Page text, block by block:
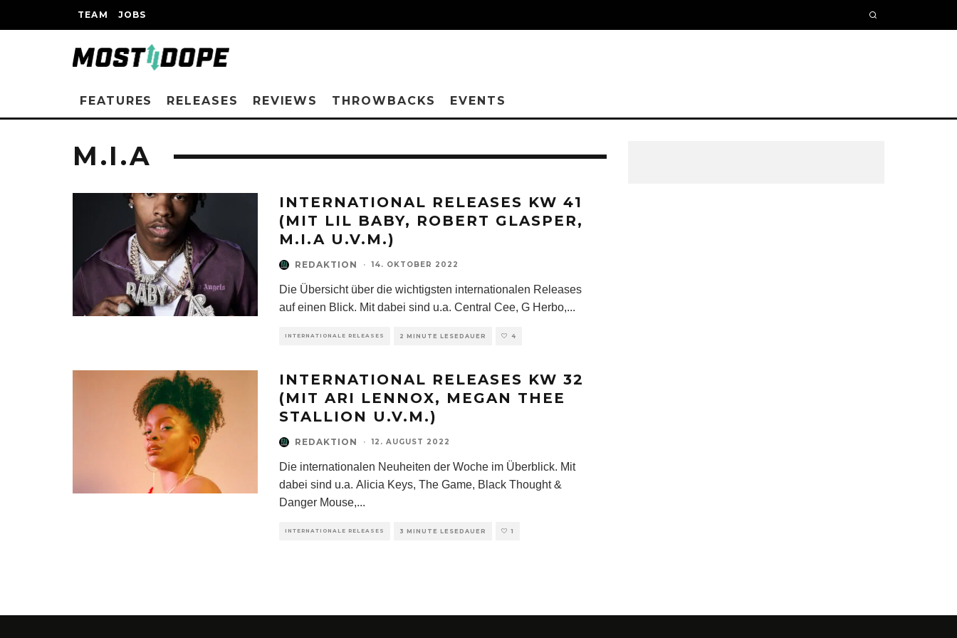
TEAM JOBS
FEATURES RELEASES REVIEWS THROWBACKS EVENTS
M.I.A
INTERNATIONAL RELEASES KW 41
(MIT LIL BABY, ROBERT GLASPER,
M.I.A U.V.M.)
REDAKTION · 14. OKTOBER 2022
Die Übersicht über die wichtigsten internationalen Releases
auf einen Blick. Mit dabei sind u.a. Central Cee, G Herbo,...
INTERNATIONALE RELEASES 2 MINUTE LESEDAUER 4
INTERNATIONAL RELEASES KW 32
(MIT ARI LENNOX, MEGAN THEE
STALLION U.V.M.)
REDAKTION · 12. AUGUST 2022
Die internationalen Neuheiten der Woche im Überblick. Mit
dabei sind u.a. Alicia Keys, The Game, Black Thought &
Danger Mouse,...
INTERNATIONALE RELEASES 3 MINUTE LESEDAUER 1